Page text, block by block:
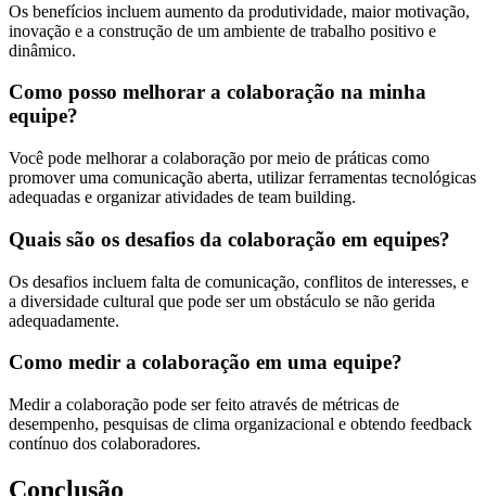
Os benefícios incluem aumento da produtividade, maior motivação,
inovação e a construção de um ambiente de trabalho positivo e
dinâmico.
Como posso melhorar a colaboração na minha
equipe?
Você pode melhorar a colaboração por meio de práticas como
promover uma comunicação aberta, utilizar ferramentas tecnológicas
adequadas e organizar atividades de team building.
Quais são os desafios da colaboração em equipes?
Os desafios incluem falta de comunicação, conflitos de interesses, e
a diversidade cultural que pode ser um obstáculo se não gerida
adequadamente.
Como medir a colaboração em uma equipe?
Medir a colaboração pode ser feito através de métricas de
desempenho, pesquisas de clima organizacional e obtendo feedback
contínuo dos colaboradores.
Conclusão